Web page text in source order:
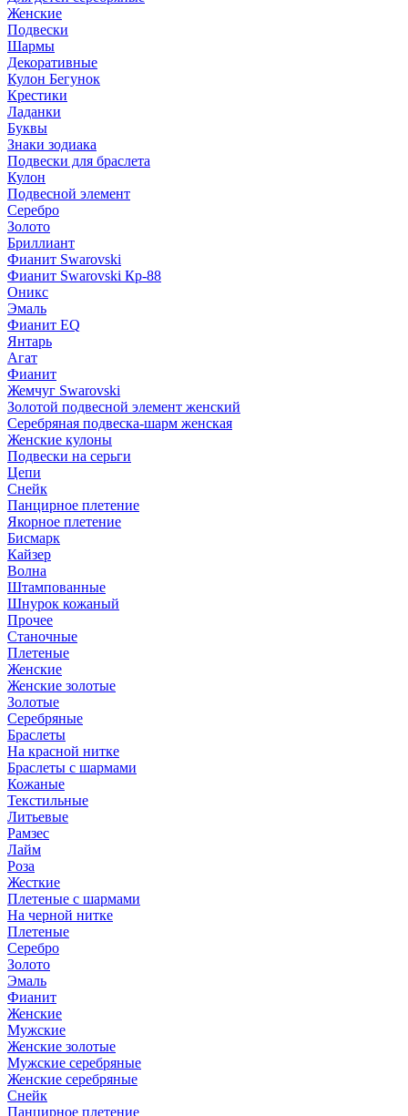
Женские
Подвески
Шармы
Декоративные
Кулон Бегунок
Крестики
Ладанки
Буквы
Знаки зодиака
Подвески для браслета
Кулон
Подвесной элемент
Серебро
Золото
Бриллиант
Фианит Swarovski
Фианит Swarovski Кр-88
Оникс
Эмаль
Фианит EQ
Янтарь
Агат
Фианит
Жемчуг Swarovski
Золотой подвесной элемент женcкий
Серебряная подвеска-шарм женская
Женские кулоны
Подвески на серьги
Цепи
Снейк
Панцирное плетение
Якорное плетение
Бисмарк
Кайзер
Волна
Штампованные
Шнурок кожаный
Прочее
Станочные
Плетеные
Женские
Женские золотые
Золотые
Серебряные
Браслеты
На красной нитке
Браслеты с шармами
Кожаные
Текстильные
Литьевые
Рамзес
Лайм
Роза
Жесткие
Плетеные с шармами
На черной нитке
Плетеные
Серебро
Золото
Эмаль
Фианит
Женские
Мужские
Женские золотые
Мужские серебряные
Женские серебряные
Снейк
Панцирное плетение